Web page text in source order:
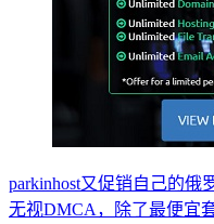
parkinhost又促销自己的俄
无视DMCA，除了最便宜